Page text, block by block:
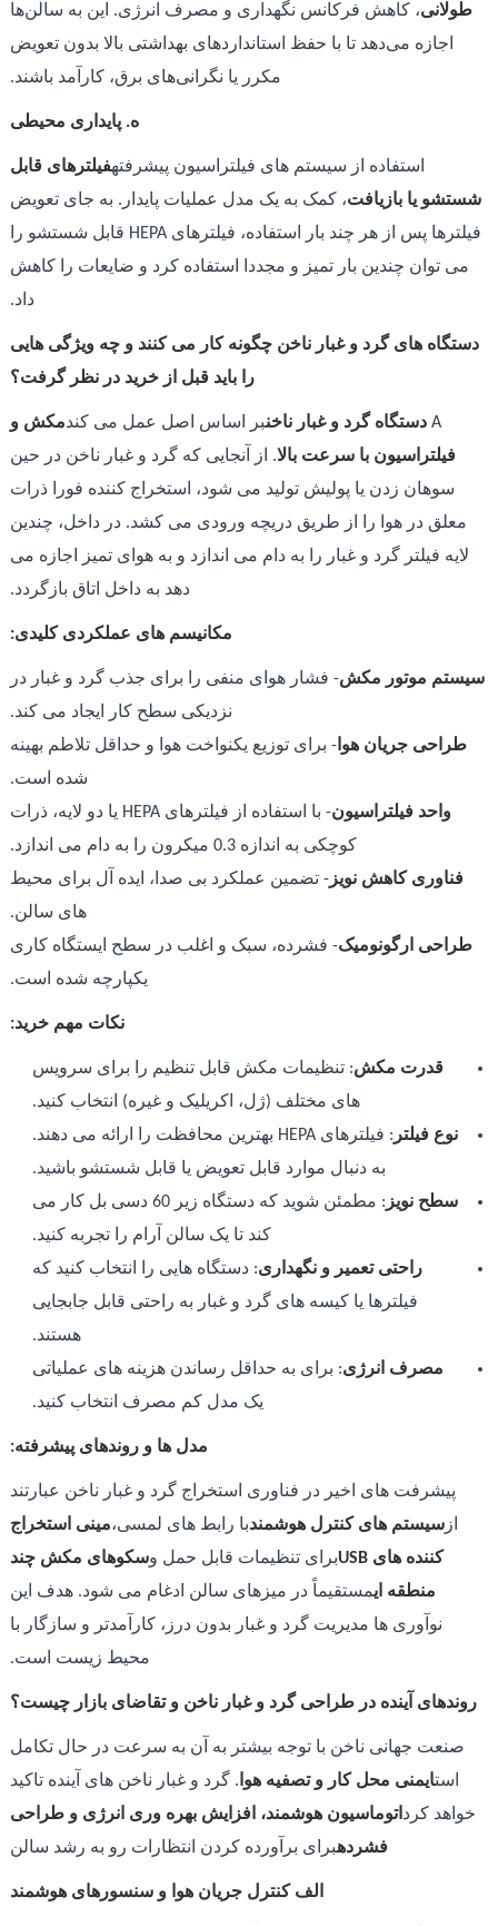
طولانی، کاهش فرکانس نگهداری و مصرف انرژی. این به سالن‌ها
اجازه می‌دهد تا با حفظ استانداردهای بهداشتی بالا بدون تعویض
مکرر یا نگرانی‌های برق، کارآمد باشند.
ه. پایداری محیطی
استفاده از سیستم های فیلتراسیون پیشرفتهفیلترهای قابل
شستشو یا بازیافت، کمک به یک مدل عملیات پایدار. به جای تعویض
فیلترها پس از هر چند بار استفاده، فیلترهای HEPA قابل شستشو را
می توان چندین بار تمیز و مجددا استفاده کرد و ضایعات را کاهش
داد.
دستگاه های گرد و غبار ناخن چگونه کار می کنند و چه ویژگی هایی
را باید قبل از خرید در نظر گرفت؟
A دستگاه گرد و غبار ناخنبر اساس اصل عمل می کندمکش و
فیلتراسیون با سرعت بالا. از آنجایی که گرد و غبار ناخن در حین
سوهان زدن یا پولیش تولید می شود، استخراج کننده فورا ذرات
معلق در هوا را از طریق دریچه ورودی می کشد. در داخل، چندین
لایه فیلتر گرد و غبار را به دام می اندازد و به هوای تمیز اجازه می
دهد به داخل اتاق بازگردد.
مکانیسم های عملکردی کلیدی:
سیستم موتور مکش- فشار هوای منفی را برای جذب گرد و غبار در
نزدیکی سطح کار ایجاد می کند.
طراحی جریان هوا- برای توزیع یکنواخت هوا و حداقل تلاطم بهینه
شده است.
واحد فیلتراسیون
- با استفاده از فیلترهای HEPA یا دو لایه، ذرات
کوچکی به اندازه 0.3 میکرون را به دام می اندازد.
فناوری کاهش نویز- تضمین عملکرد بی صدا، ایده آل برای محیط
های سالن.
طراحی ارگونومیک- فشرده، سبک و اغلب در سطح ایستگاه کاری
یکپارچه شده است.
نکات مهم خرید:
قدرت مکش: تنظیمات مکش قابل تنظیم را برای سرویس
های مختلف (ژل، اکریلیک و غیره) انتخاب کنید.
نوع فیلتر
: فیلترهای HEPA بهترین محافظت را ارائه می دهند.
به دنبال موارد قابل تعویض یا قابل شستشو باشید.
سطح نویز
: مطمئن شوید که دستگاه زیر 60 دسی بل کار می
کند تا یک سالن آرام را تجربه کنید.
راحتی تعمیر و نگهداری: دستگاه هایی را انتخاب کنید که
فیلترها یا کیسه های گرد و غبار به راحتی قابل جابجایی
هستند.
مصرف انرژی: برای به حداقل رساندن هزینه های عملیاتی
یک مدل کم مصرف انتخاب کنید.
مدل ها و روندهای پیشرفته:
پیشرفت های اخیر در فناوری استخراج گرد و غبار ناخن عبارتند
ازسیستم های کنترل هوشمندبا رابط های لمسی،مینی استخراج
کننده های USB
برای تنظیمات قابل حمل وسکوهای مکش چند
منطقه ایمستقیماً در میزهای سالن ادغام می شود. هدف این
نوآوری ها مدیریت گرد و غبار بدون درز، کارآمدتر و سازگار با
محیط زیست است.
روندهای آینده در طراحی گرد و غبار ناخن و تقاضای بازار چیست؟
صنعت جهانی ناخن با توجه بیشتر به آن به سرعت در حال تکامل
استایمنی محل کار و تصفیه هوا . گرد و غبار ناخن های آینده تاکید
خواهد کرد اتوماسیون هوشمند، افزایش بهره وری انرژی و طراحی
فشردهبرای برآورده کردن انتظارات رو به رشد سالن
الف کنترل جریان هوا و سنسورهای هوشمند